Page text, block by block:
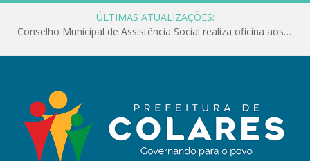
ÚLTIMAS ATUALIZAÇÕES:
Conselho Municipal de Assistência Social realiza oficina aos servidores